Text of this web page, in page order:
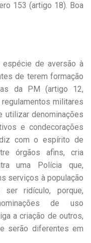
153 (artigo 18). Boa
espécie de aversão à
de terem formação
da PM (artigo 12,
militares
utilizar denominações
e condecorações
com o espírito de
órgãos afins, cria
uma Polícia que,
serviços à população
ridículo, porque,
de uso
a criação de outros,
serão diferentes em